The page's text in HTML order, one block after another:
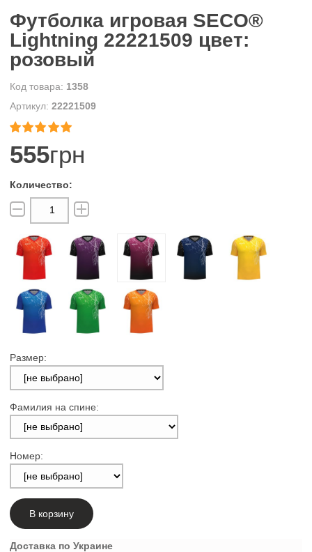
Футболка игровая SECO®
Lightning 22221509 цвет:
розовый
1358
22221509


555грн
Размер:
Фамилия на спине:
Номер:
В корзину
Доставка по Украине